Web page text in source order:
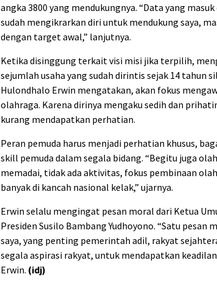
angka 3800 yang mendukungnya. “Data yang
sudah mengikrarkan diri untuk mendukung saya,
dengan target awal,” lanjutnya.
Ketika disinggung terkait visi misi jika terpilih,
sejumlah usaha yang sudah dirintis sejak 14 tahun
Hulondhalo Erwin mengatakan, akan fokus
olahraga. Karena dirinya mengaku sedih dan
kurang mendapatkan perhatian.
Peran pemuda harus menjadi perhatian khusus,
skill pemuda dalam segala bidang. “Begitu juga
memadai, tidak ada aktivitas, fokus pembinaan
banyak di kancah nasional kelak,” ujarnya.
Erwin selalu mengingat pesan moral dari Ketua
Presiden Susilo Bambang Yudhoyono. “Satu pesan
saya, yang penting pemerintah adil, rakyat
segala aspirasi rakyat, untuk mendapatkan
Erwin. (idj)